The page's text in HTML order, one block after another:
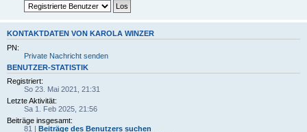
KONTAKTDATEN VON KAROLA WINZER
PN:
Private Nachricht senden
BENUTZER-STATISTIK
Registriert:
So 23. Mai 2021, 21:31
Letzte Aktivität:
Sa 1. Feb 2025, 21:56
Beiträge insgesamt:
81 | Beiträge des Benutzers suchen